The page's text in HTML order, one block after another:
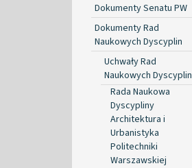
Dokumenty Senatu PW
Dokumenty Rad
Naukowych Dyscyplin
Uchwały Rad
Naukowych Dyscyplin
Rada Naukowa
Dyscypliny
Architektura i
Urbanistyka
Politechniki
Warszawskiej